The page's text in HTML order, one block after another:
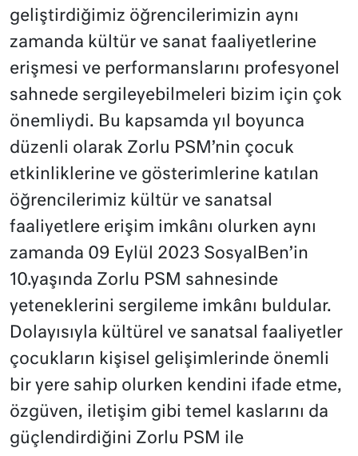
geliştirdiğimiz öğrencilerimizin aynı
zamanda kültür ve sanat faaliyetlerine
erişmesi ve performanslarını profesyonel
sahnede sergileyebilmeleri bizim için çok
önemliydi. Bu kapsamda yıl boyunca
düzenli olarak Zorlu PSM’nin çocuk
etkinliklerine ve gösterimlerine katılan
öğrencilerimiz kültür ve sanatsal
faaliyetlere erişim imkânı olurken aynı
zamanda 09 Eylül 2023 SosyalBen’in
10.yaşında Zorlu PSM sahnesinde
yeteneklerini sergileme imkânı buldular.
Dolayısıyla kültürel ve sanatsal faaliyetler
çocukların kişisel gelişimlerinde önemli
bir yere sahip olurken kendini ifade etme,
özgüven, iletişim gibi temel kaslarını da
güçlendirdiğini Zorlu PSM ile